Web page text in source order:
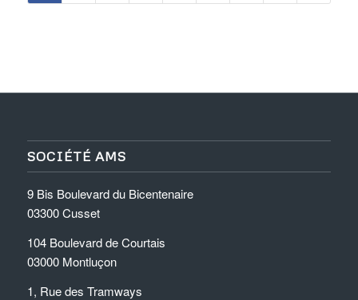
SOCIÉTÉ AMS
9 Bis Boulevard du Bicentenaire
03300 Cusset
104 Boulevard de Courtais
03000 Montluçon
1, Rue des Tramways